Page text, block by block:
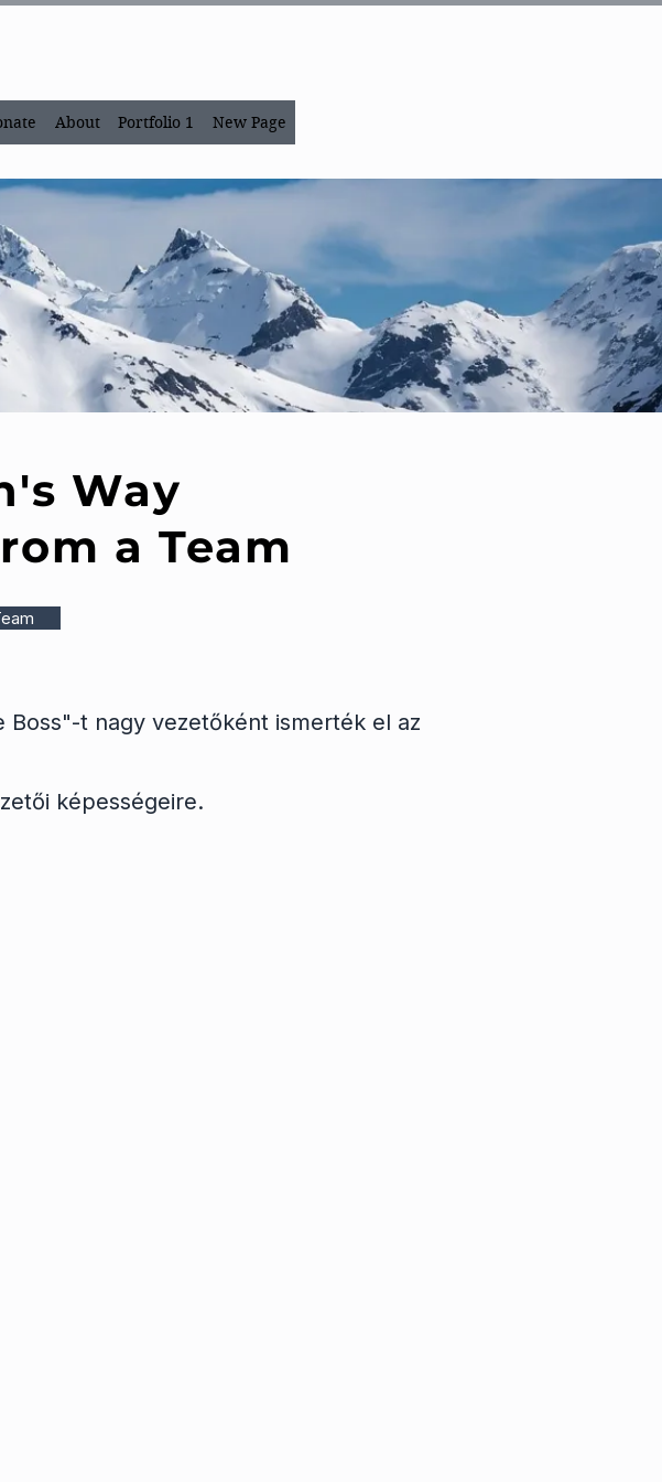
About Portfolio 1 New Page
Way
a Team
t nagy vezetőként ismerték el az
képességeire.